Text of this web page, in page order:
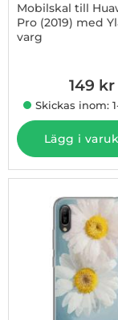
Mobilskal till
Pro (2019) med
varg
149 kr
Skickas inom:
Lägg i